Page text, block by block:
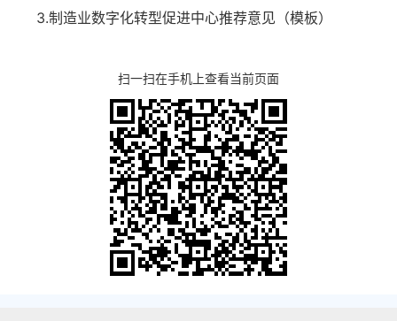
3.制造业数字化转型促进中心推荐意见（模板）
扫一扫在手机上查看当前页面